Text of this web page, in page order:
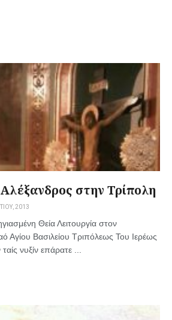
στην Τρίπολη
2013
Θεία Λειτουργία στον
Αγίου Βασιλείου Τριπόλεως Του Ιερέως
νυξίν επάρατε ...